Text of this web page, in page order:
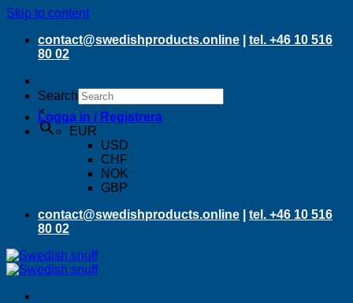
Skip to content
contact@swedishproducts.online
tel. +46 10 516
80 02
Search
×Logga in / Registrera
EUR
USD
CHF
NOK
GBP
contact@swedishproducts.online
tel. +46 10 516
80 02